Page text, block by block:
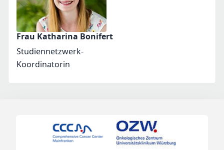
Frau Katharina Bonifert
Studiennetzwerk-
Koordinatorin